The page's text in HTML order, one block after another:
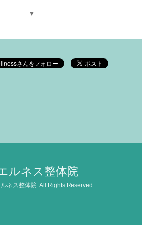
▼
ルネス整体院
ルネス整体院. All Rights Reserved.